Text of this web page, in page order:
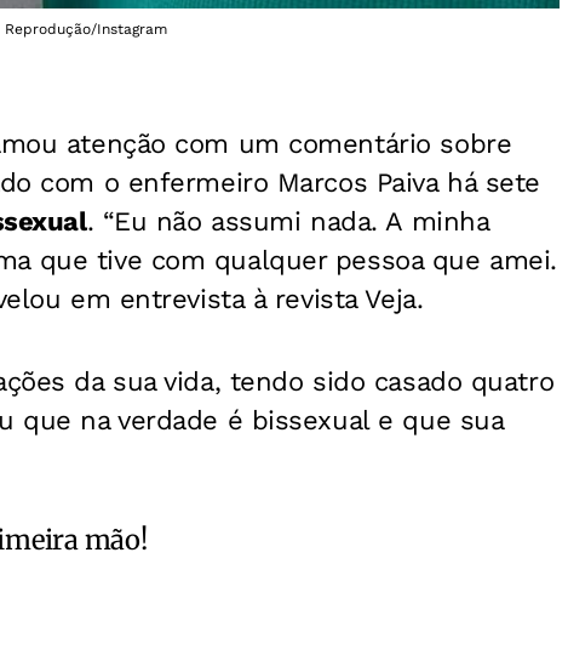
Reprodução/Instagram
atenção com um comentário sobre
com o enfermeiro Marcos Paiva há sete
. “Eu não assumi nada. A minha
que tive com qualquer pessoa que amei.
em entrevista à revista Veja.
da sua vida, tendo sido casado quatro
que na verdade é bissexual e que sua
mão!